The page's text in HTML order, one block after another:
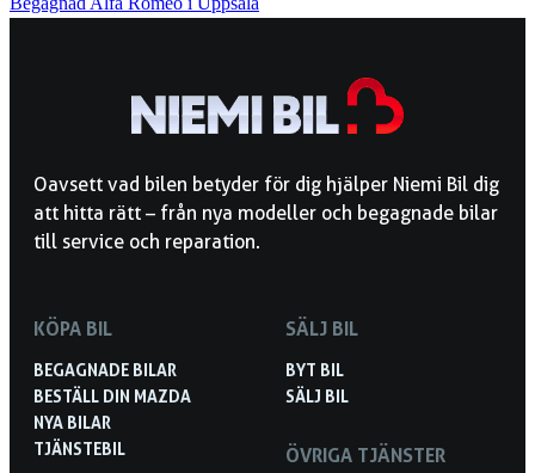
Oavsett vad bilen betyder för dig hjälper Niemi Bil dig
att hitta rätt – från nya modeller och begagnade bilar
till service och reparation.
KÖPA BIL
BEGAGNADE BILAR
BESTÄLL DIN MAZDA
NYA BILAR
TJÄNSTEBIL
SÄLJ BIL
BYT BIL
SÄLJ BIL
ÖVRIGA TJÄNSTER